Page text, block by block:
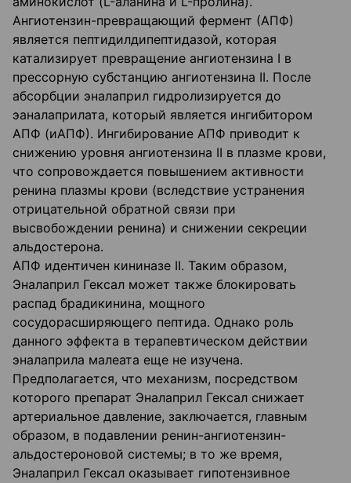
Ангиотензин-превращающий фермент (АПФ)
является пептидилдипептидазой, которая
катализирует превращение ангиотензина I в
прессорную субстанцию ангиотензина II. После
абсорбции эналаприл гидролизируется до
эаналаприлата, который является ингибитором
АПФ (иАПФ). Ингибирование АПФ приводит к
снижению уровня ангиотензина II в плазме крови,
что сопровождается повышением активности
ренина плазмы крови (вследствие устранения
отрицательной обратной связи при
высвобождении ренина) и снижении секреции
альдостерона.
АПФ идентичен кининазе II. Таким образом,
Эналаприл Гексал может также блокировать
распад брадикинина, мощного
сосудорасширяющего пептида. Однако роль
данного эффекта в терапевтическом действии
эналаприла малеата еще не изучена.
Предполагается, что механизм, посредством
которого препарат Эналаприл Гексал снижает
артериальное давление, заключается, главным
образом, в подавлении ренин-ангиотензин-
альдостероновой системы; в то же время,
Эналаприл Гексал оказывает гипотензивное